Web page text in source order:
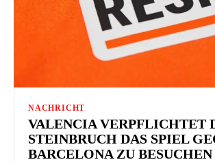
NACHRICHT
VALENCIA VERPFLICHTET
STEINBRUCH DAS SPIEL
BARCELONA ZU BESUCHEN